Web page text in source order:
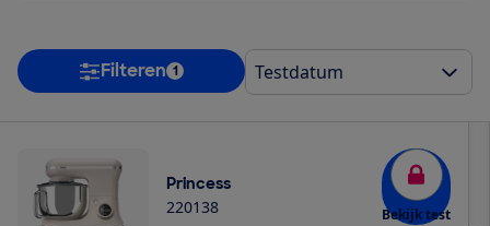
Filteren 1
Princess
220138 Bekijk test